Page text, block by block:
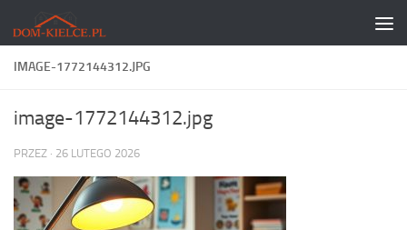
Skip to content
IMAGE-1772144312.JPG
image-1772144312.jpg
PRZEZ · 26 LUTEGO 2026